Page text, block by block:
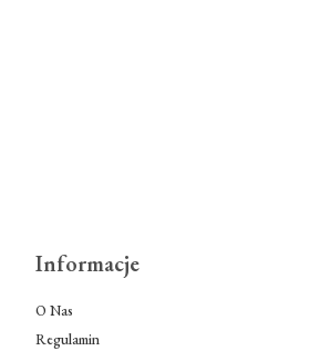
Informacje
O Nas
Regulamin